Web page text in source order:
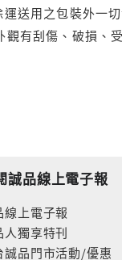
送用之包裝外一
有刮傷、破損、
誠品線上電子報
線上電子報
人獨享特刊
誠品門市活動/優惠